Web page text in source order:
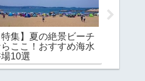
特集】夏の絶景ビーチ
らここ！おすすめ海水
10選